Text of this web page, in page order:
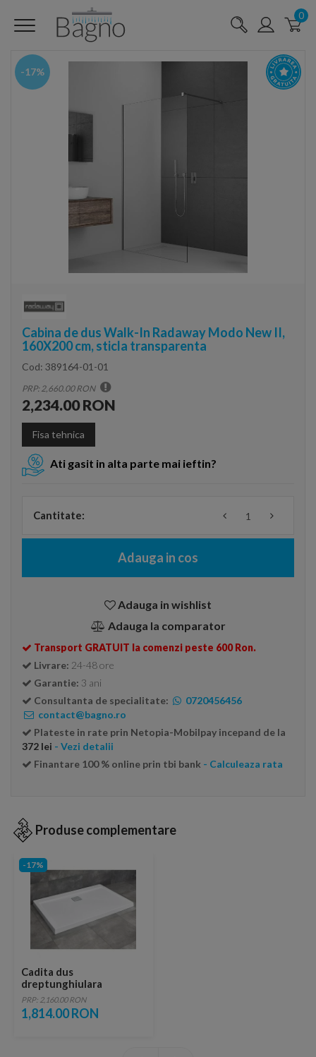
0
-17%
Cabina de dus Walk-In Radaway Modo New II,
160X200 cm, sticla transparenta
Cod: 389164-01-01
PRP: 2,660.00 RON
2,234.00 RON
Fisa tehnica
Ati gasit in alta parte mai ieftin?
Cantitate:
Adauga in cos
Adauga in wishlist
Adauga la comparator
Transport GRATUIT la comenzi peste 600 Ron.
Livrare: 24-48 ore
Garantie: 3 ani
Consultanta de specialitate:
0720456456
contact@bagno.ro
Plateste in rate prin Netopia-Mobilpay incepand de la
372 lei - Vezi detalii
Finantare 100 % online prin tbi bank - Calculeaza rata
Produse complementare
-17%
Cadita dus
dreptunghiulara
Radaway Argos D,
160X90X5,5 cm, acrilica
PRP: 2,160.00 RON
1,814.00 RON